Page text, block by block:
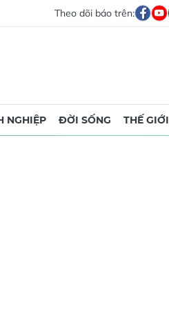
Theo dõi báo trên:
NGHIỆP ĐỜI SỐNG THẾ GIỚI